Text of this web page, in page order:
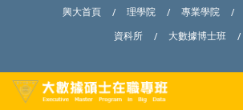
興大首頁 / 理學院 / 專業學院 /
資科所
/ 大數據博士班 /